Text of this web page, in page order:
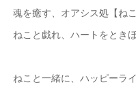
魂を癒す、オアシス処【ねこ
ねこと戯れ、ハートをとき
ねこと一緒に、ハッピーラ